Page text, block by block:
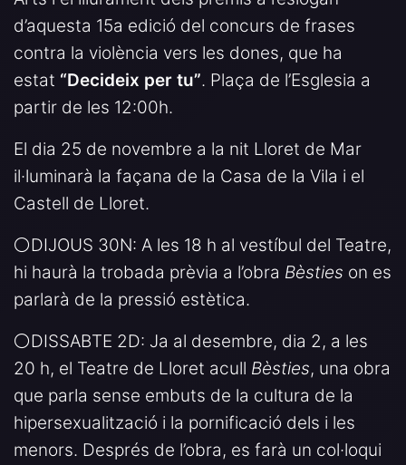
d’aquesta 15a edició del concurs de frases
contra la violència vers les dones, que ha
estat “Decideix per tu”. Plaça de l’Esglesia a
partir de les 12:00h.
El dia 25 de novembre a la nit Lloret de Mar
il·luminarà la façana de la Casa de la Vila i el
Castell de Lloret.
⚪️DIJOUS 30N: A les 18 h al vestíbul del Teatre,
hi haurà la trobada prèvia a l’obra Bèsties on es
parlarà de la pressió estètica.
⚪️DISSABTE 2D: Ja al desembre, dia 2, a les
20 h, el Teatre de Lloret acull Bèsties, una obra
que parla sense embuts de la cultura de la
hipersexualització i la pornificació dels i les
menors. Després de l’obra, es farà un col·loqui